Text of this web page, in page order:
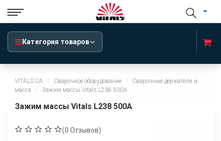
Категория товаров
VITALS.UA Сварочное оборудование
Сварочные держатели и
масса
Зажим массы Vitals L238 500A
Зажим массы Vitals L238 500A
(0 Отзывов)